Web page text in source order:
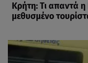
Κρήτη: Τι απαντά η
μεθυσμένο